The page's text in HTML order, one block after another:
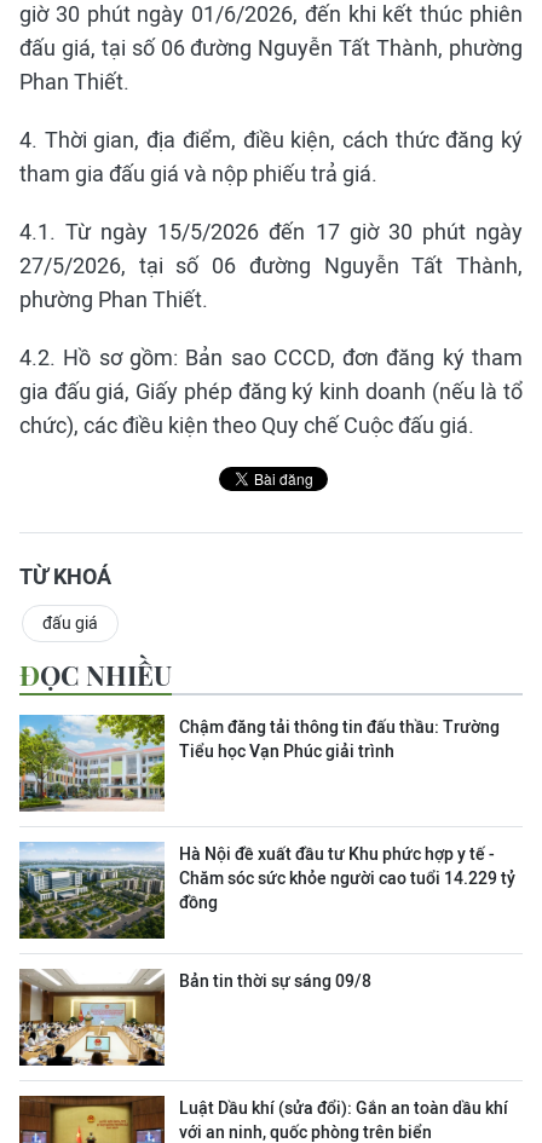
giờ 30 phút ngày 01/6/2026, đến khi kết thúc phiên
đấu giá, tại số 06 đường Nguyễn Tất Thành, phường
Phan Thiết.
4. Thời gian, địa điểm, điều kiện, cách thức đăng ký
tham gia đấu giá và nộp phiếu trả giá.
4.1. Từ ngày 15/5/2026 đến 17 giờ 30 phút ngày
27/5/2026, tại số 06 đường Nguyễn Tất Thành,
phường Phan Thiết.
4.2. Hồ sơ gồm: Bản sao CCCD, đơn đăng ký tham
gia đấu giá, Giấy phép đăng ký kinh doanh (nếu là tổ
chức), các điều kiện theo Quy chế Cuộc đấu giá.
TỪ KHOÁ
đấu giá
ĐỌC NHIỀU
Chậm đăng tải thông tin đấu thầu: Trường
Tiểu học Vạn Phúc giải trình
Hà Nội đề xuất đầu tư Khu phức hợp y tế -
Chăm sóc sức khỏe người cao tuổi 14.229 tỷ
đồng
Bản tin thời sự sáng 09/8
Luật Dầu khí (sửa đổi): Gắn an toàn dầu khí
với an ninh, quốc phòng trên biển